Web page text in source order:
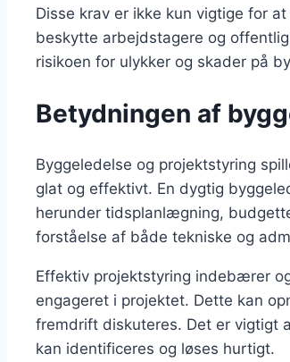
Disse krav er ikke kun vigtige for
beskytte arbejdstagere og
risikoen for ulykker og skader på
Betydningen af
Byggeledelse og projektstyring
glat og effektivt. En dygtig
herunder tidsplanlægning,
forståelse af både tekniske og
Effektiv projektstyring indebærer
engageret i projektet. Dette kan
fremdrift diskuteres. Det er vigtigt
kan identificeres og løses hurtigt.